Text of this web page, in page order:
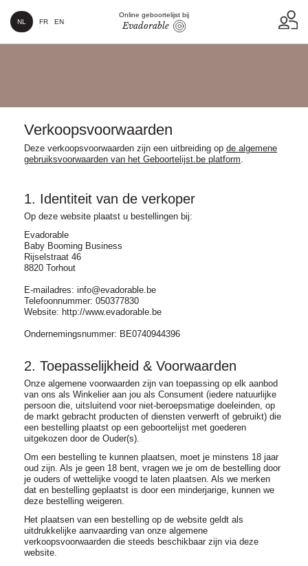
NL FR EN
Online geboortelijst bij
Evadorable
Verkoopsvoorwaarden
Deze verkoopsvoorwaarden zijn een uitbreiding op de algemene
gebruiksvoorwaarden van het Geboortelijst.be platform
1. Identiteit van de verkoper
Op deze website plaatst u bestellingen bij:
Evadorable
Baby Booming Business
Rijselstraat 46
8820 Torhout
E-mailadres: info@evadorable.be
Telefoonnummer: 050377830
Website: http://www.evadorable.be
Ondernemingsnummer: BE0740944396
2. Toepasselijkheid & Voorwaarden
Onze algemene voorwaarden zijn van toepassing op elk aanbod
van ons als Winkelier aan jou als Consument (iedere natuurlijke
persoon die, uitsluitend voor niet-beroepsmatige doeleinden, op
de markt gebracht producten of diensten verwerft of gebruikt) die
een bestelling plaatst op een geboortelijst met goederen
uitgekozen door de Ouder(s).
Om een bestelling te kunnen plaatsen, moet je minstens 18 jaar
oud zijn. Als je geen 18 bent, vragen we je om de bestelling door
je ouders of wettelijke voogd te laten plaatsen. Als we merken
dat en bestelling geplaatst is door een minderjarige, kunnen we
deze bestelling weigeren.
Het plaatsen van een bestelling op de website geldt als
uitdrukkelijke aanvaarding van onze algemene
verkoopsvoorwaarden die steeds beschikbaar zijn via deze
website.